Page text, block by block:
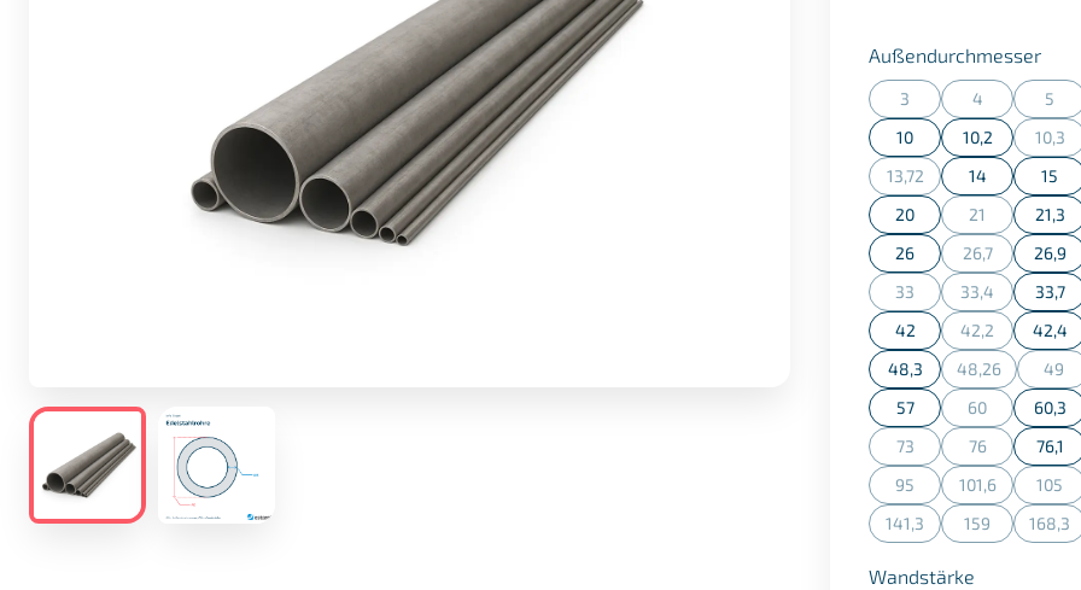
Außendurchmesser
3
(Diese Option ist zurzeit
4
(Diese Option
5
10 10,2 10,3
13,72
(Diese Option ist zurzeit
14 15
20 21
(Diese Option
21,3
26 26,7
(Diese Option
26,9
33
(Diese Option ist zurzeit
33,4
(Diese Option
33,7
42
42,2
(Diese Option
42,4
48,3 48,26
(Diese Option
49
57 60
(Diese Option
60,3
73
(Diese Option ist zurzeit
76
(Diese Option
76,1
95
(Diese Option ist zurzeit
101,6
(Diese Option
105
141,3
(Diese Option ist zurzeit
159
(Diese Option
168,3
Wandstärke